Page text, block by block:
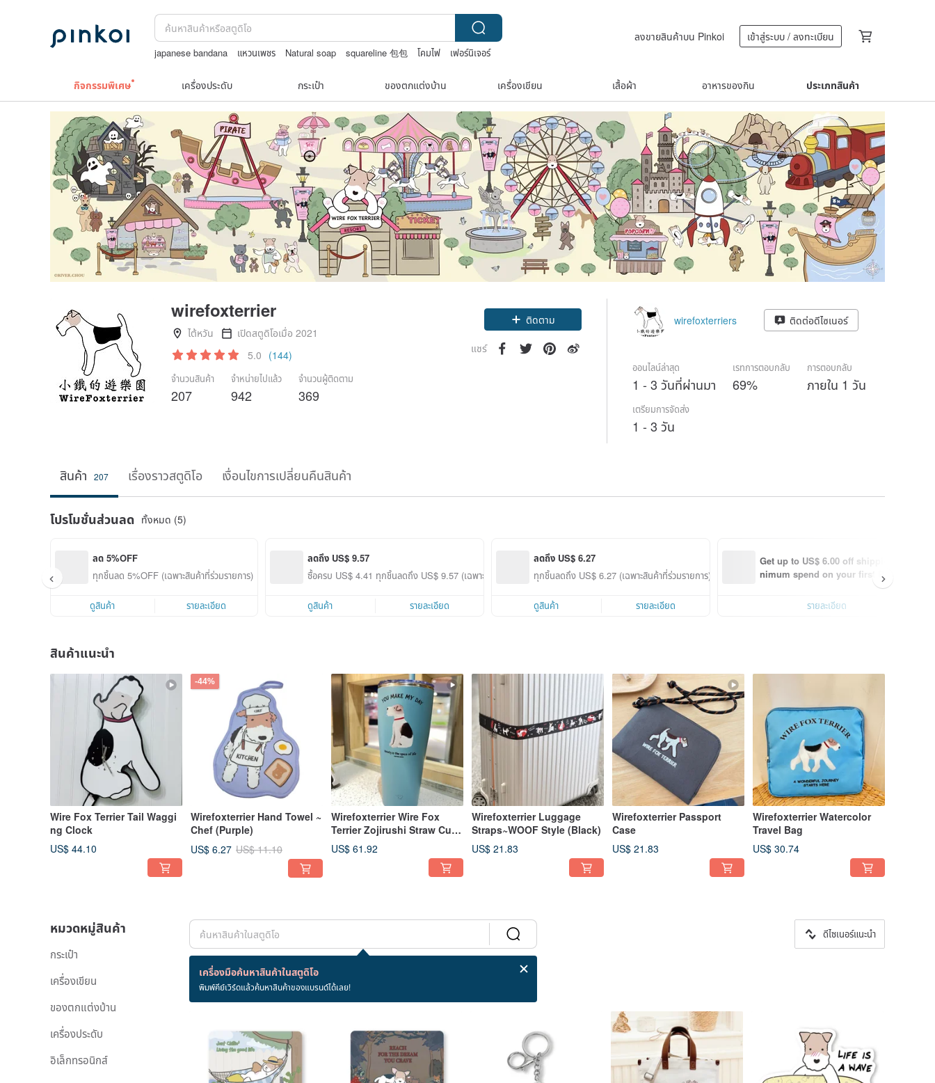
japanese bandana แหวนเพชร Natural soap squareline 包包 โคมไฟ
เฟอร์นิเจอร์
ลงขายสินค้าบน Pinkoi เข้าสู่ระบบ / ลงทะเบียน
กิจกรรมพิเศษ เครื่องประดับ กระเป๋า ของตกแต่งบ้าน เครื่องเขียน เสื้อผ้า อาหารของกิน ประเภทสินค้า
wirefoxterrier
ไต้หวัน
เปิดสตูดิโอเมื่อ 2021
5.0 (144)
จำนวนสินค้า
207
จำหน่ายไปแล้ว
942
จำนวนผู้ติดตาม
369
Claim coupon
ติดตาม
แชร์
wirefoxterriers ติดต่อดีไซเนอร์
ออนไลน์ล่าสุด
1 - 3 วันที่ผ่านมา
เรทการตอบกลับ
69%
การตอบกลับ
ภายใน 1 วัน
เตรียมการจัดส่ง
1 - 3 วัน
สินค้า 207 เรื่องราวสตูดิโอ เงื่อนไขการเปลี่ยนคืนสินค้า
โปรโมชั่นส่วนลด ทั้งหมด (5)
ลด 5%OFF
ทุกชิ้นลด 5%OFF (เฉพาะสินค้าที่ร่วมรายการ)
ดูสินค้า รายละเอียด
ลดถึง US$ 9.57
ซื้อครบ US$ 4.41 ทุกชิ้นลดถึง US$ 9.57 (เฉพาะสินค้าที่ร่วมรายการ)
ดูสินค้า รายละเอียด
ลดถึง US$ 6.27
ทุกชิ้นลดถึง US$ 6.27 (เฉพาะสินค้าที่ร่วมรายการ)
ดูสินค้า รายละเอียด
Get up to US$ 6.00 off shipping with mi
nimum spend on your first Pinkoi app
รายละเอียด
สินค้าแนะนำ
Wire Fox Terrier Tail Waggi
ng Clock
US$ 44.10
-44%
Wirefoxterrier Hand Towel ~
Chef (Purple)
US$ 6.27 US$ 11.10
Wirefoxterrier Wire Fox
Terrier Zojirushi Straw Cup
890ml Waiting Lake Green
US$ 61.92
Wirefoxterrier Luggage
Straps~WOOF Style (Black)
US$ 21.83
Wirefoxterrier Passport
Case
US$ 21.83
Wirefoxterrier Watercolor
Travel Bag
US$ 30.74
หมวดหมู่สินค้า
กระเป๋า
เครื่องเขียน
ของตกแต่งบ้าน
เครื่องประดับ
อิเล็กทรอนิกส์
เครื่องมือค้นหาสินค้าในสตูดิโอ
พิมพ์คีย์เวิร์ดแล้วค้นหาสินค้าของแบรนด์ได้เลย!
ดีไซเนอร์แนะนำ
สินค้า 102 ชิ้น
wirefoxterrier